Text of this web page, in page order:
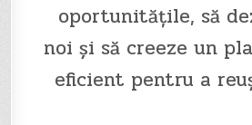
oportunitățile, să
noi și să creeze un
eficient pentru a